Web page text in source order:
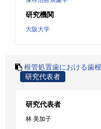
研究機関
大阪大学
根管処置歯における歯
研究代表者
研究代表者
林 美加子